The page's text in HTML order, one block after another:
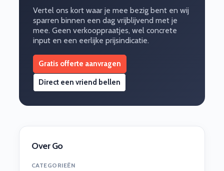
Vertel ons kort waar je mee bezig bent en wij
sparren binnen een dag vrijblijvend met je
mee. Geen verkooppraatjes, wel concrete
input en een eerlijke prijsindicatie.
Gratis offerte aanvragen
Direct een vriend bellen
Over Go
CATEGORIEËN